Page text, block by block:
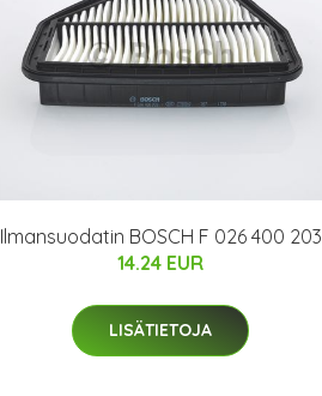
Ilmansuodatin BOSCH F 026 400 203
14.24 EUR
LISÄTIETOJA